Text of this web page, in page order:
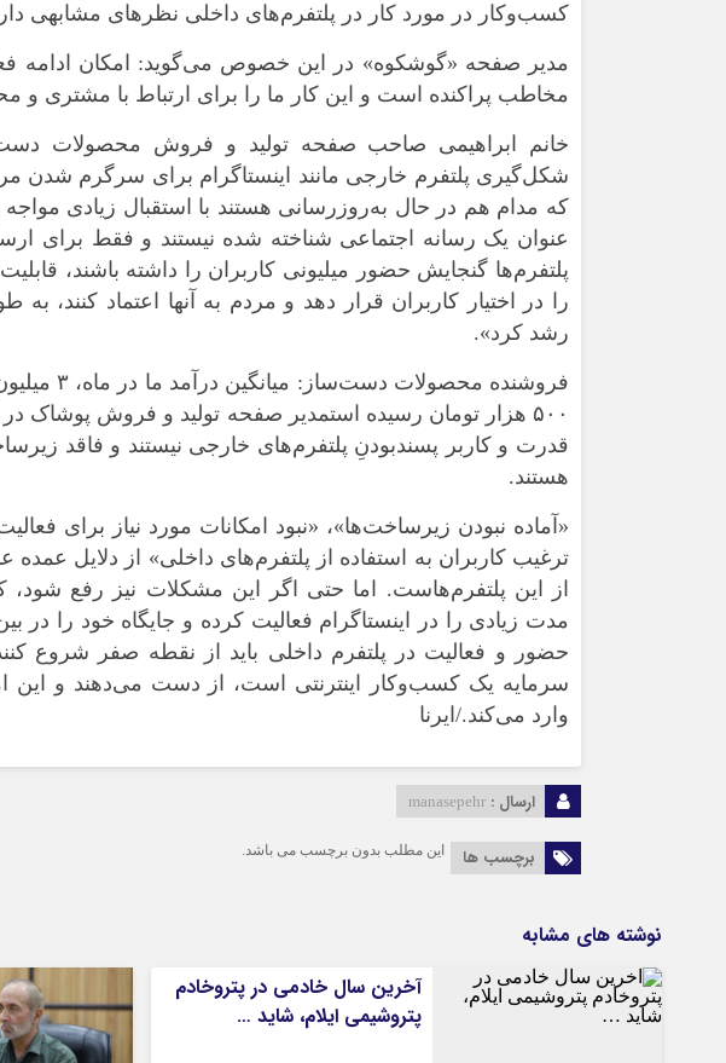
کسب‌وکار در مورد کار در پلتفرم‌های داخلی نظرهای مشابهی
مدیر صفحه «گوشکوه» در این خصوص می‌گوید: امکان ادامه
مخاطب پراکنده است و این کار ما را برای ارتباط با مشتری و
خانم ابراهیمی صاحب صفحه تولید و فروش محصولات
شکل‌گیری پلتفرم خارجی مانند اینستاگرام برای سرگرم شدن
که مدام هم در حال به‌روزرسانی هستند با استقبال زیادی
عنوان یک رسانه اجتماعی شناخته شده نیستند و فقط برای
پلتفرم‌ها گنجایش حضور میلیونی کاربران را داشته باشند،
را در اختیار کاربران قرار دهد و مردم به آنها اعتماد
رشد کرد».
فروشنده
۵۰۰ هزار تومان رسیده استمدیر صفحه تولید و فروش پوشاک در
قدرت و کاربر پسندبودنِ پلتفرم‌های خارجی نیستند و فاقد
هستند.
«آماده نبودن زیرساخت‌ها»، «نبود امکانات مورد نیاز برای
ترغیب کاربران به استفاده از پلتفرم‌های داخلی» از دلایل
از این پلتفرم‌هاست. اما حتی اگر این مشکلات نیز رفع شود،
مدت زیادی را در اینستاگرام فعالیت کرده و جایگاه خود را در
حضور و فعالیت در پلتفرم داخلی باید از نقطه صفر شروع
سرمایه یک کسب‌وکار اینترنتی است، از دست می‌دهند و این
وارد می‌کند./ایرنا
ارسال : manasepehr
برچسب ها این مطلب بدون برچسب می باشد.
نوشته های مشابه
آخرین سال خادمی در پتروخادم
پتروشیمی ایلام، شاید …